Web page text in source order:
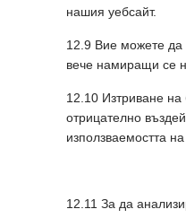
нашия уебсайт.
12.9 Вие можете да
вече намиращи се
12.10 Изтриване на
отрицателно
използваемостта
12.11 За да